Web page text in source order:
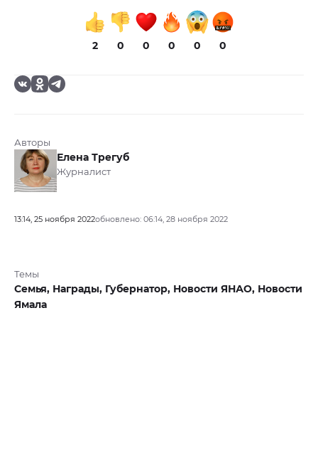
2 0 0 0 0 0
Авторы
Елена Трегуб
Журналист
13:14, 25 ноября 2022обновлено: 06:14, 28 ноября 2022
Темы
Семья, Награды, Губернатор, Новости ЯНАО, Новости
Ямала